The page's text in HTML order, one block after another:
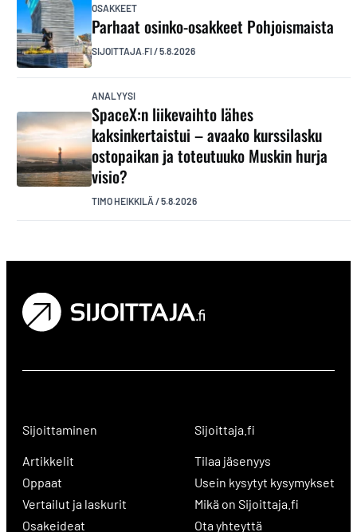
OSAKKEET
Parhaat osinko-osakkeet Pohjoismaista
SIJOITTAJA.FI/5.8.2026
ANALYYSI
SpaceX:n liikevaihto lähes
kaksinkertaistui – avaako kurssilasku
ostopaikan ja toteutuuko Muskin hurja
visio?
TIMO HEIKKILÄ /5.8.2026
Sijoittaminen
Artikkelit
Oppaat
Vertailut ja laskurit
Osakeideat
Sijoittaja.fi
Tilaa jäsenyys
Usein kysytyt kysymykset
Mikä on Sijoittaja.fi
Ota yhteyttä